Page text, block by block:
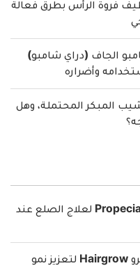
فروة الرأس بطرق فعالة
الجاف (دراي شامبو)
وأضراره
المبكر المحتملة، وهل
بروبيشيا Propecia لعلاج الصلع عند
بخاخ هيرجرو Hairgrow لتعزيز نمو